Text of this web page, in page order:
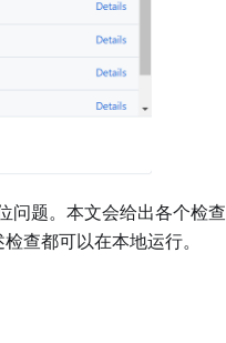
问题。本文会给出各个检查
查都可以在本地运行。